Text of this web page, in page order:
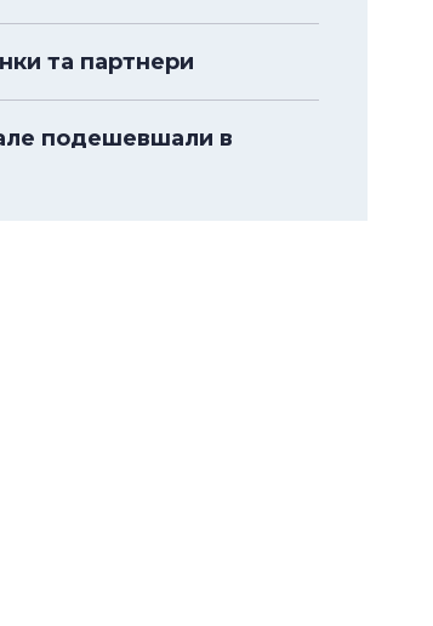
та партнери
подешевшали в